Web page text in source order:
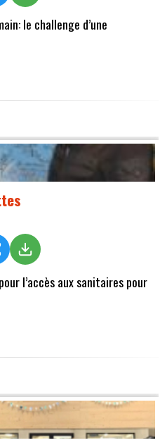
le challenge d’une
l’accès aux sanitaires pour